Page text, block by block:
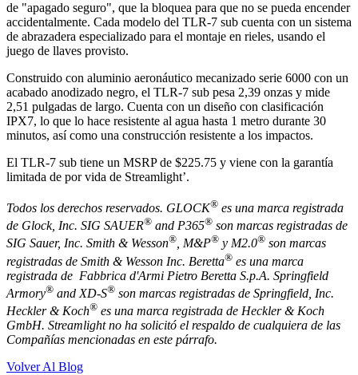
de "apagado seguro", que la bloquea para que no se pueda encender
accidentalmente. Cada modelo del TLR-7 sub cuenta con un sistema
de abrazadera especializado para el montaje en rieles, usando el
juego de llaves provisto.
Construido con aluminio aeronáutico mecanizado serie 6000 con un
acabado anodizado negro, el TLR-7 sub pesa 2,39 onzas y mide
2,51 pulgadas de largo. Cuenta con un diseño con clasificación
IPX7, lo que lo hace resistente al agua hasta 1 metro durante 30
minutos, así como una construcción resistente a los impactos.
El TLR-7 sub tiene un MSRP de $225.75 y viene con la garantía
limitada de por vida de Streamlight’.
Todos los derechos reservados. GLOCK® es una marca registrada
de Glock, Inc. SIG SAUER® and P365® son marcas registradas de
SIG Sauer, Inc. Smith & Wesson® , M&P® y M2.0® son marcas
registradas de Smith & Wesson Inc. Beretta® es una marca
registrada de Fabbrica d'Armi Pietro Beretta S.p.A. Springfield
Armory® and XD-S® son marcas registradas de Springfield, Inc.
Heckler & Koch® es una marca registrada de Heckler & Koch
GmbH. Streamlight no ha solicitó el respaldo de cualquiera de las
Compañías mencionadas en este párrafo.
Volver Al Blog